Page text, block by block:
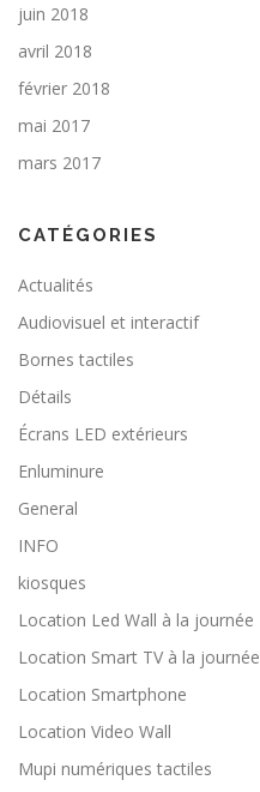
juin 2018
avril 2018
février 2018
mai 2017
mars 2017
CATÉGORIES
Actualités
Audiovisuel et interactif
Bornes tactiles
Détails
Écrans LED extérieurs
Enluminure
General
INFO
kiosques
Location Led Wall à la journée
Location Smart TV à la journée
Location Smartphone
Location Video Wall
Mupi numériques tactiles